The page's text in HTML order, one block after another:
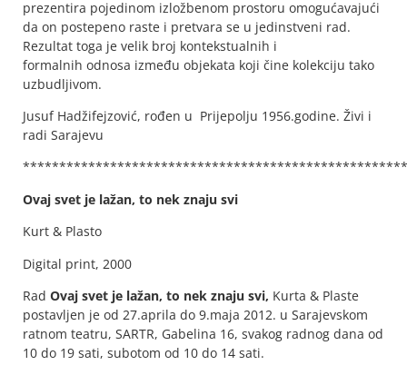
prezentira pojedinom izložbenom prostoru omogućavajući
da on postepeno raste i pretvara se u jedinstveni rad.
Rezultat toga je velik broj kontekstualnih i
formalnih odnosa između objekata koji čine kolekciju tako
uzbudljivom.
Jusuf Hadžifejzović, rođen u Prijepolju 1956.godine. Živi i
radi Sarajevu
Ovaj svet je lažan, to nek znaju svi
Kurt & Plasto
Digital print, 2000
Rad Ovaj svet je lažan, to nek znaju svi, Kurta & Plaste
postavljen je od 27.aprila do 9.maja 2012. u Sarajevskom
ratnom teatru, SARTR, Gabelina 16, svakog radnog dana od
10 do 19 sati, subotom od 10 do 14 sati.